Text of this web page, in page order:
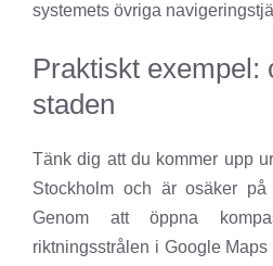
systemets övriga
Praktiskt exempel:
staden
Tänk dig att du kommer upp
Stockholm och är osäker
Genom att öppna
riktningsstrålen i Google